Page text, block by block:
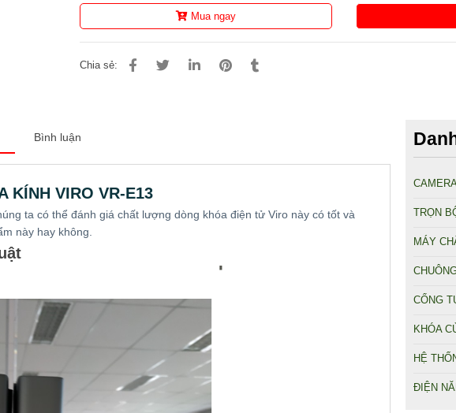
Mua ngay
Chia sẻ:
Bình luận
KÍNH VIRO VR-E13
ta có thể đánh giá chất lượng dòng khóa điện tử Viro này có tốt và
này hay không.
TRỌN
MÁY
CỔNG
KHÓA
HỆ
ĐIỆN